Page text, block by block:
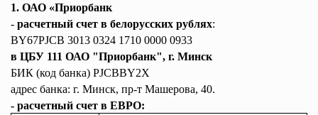
1. ОАО «Приорбанк
- расчетный счет в белорусских рублях:
BY67PJCB 3013 0324 1710 0000 0933
в ЦБУ 111 ОАО "Приорбанк", г. Минск
БИК (код банка) PJCBBY2X
адрес банка: г. Минск, пр-т Машерова, 40.
- расчетный счет в ЕВРО: